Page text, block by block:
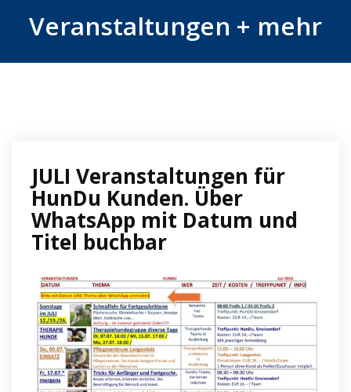
Veranstaltungen + mehr
JULI Veranstaltungen für
HunDu Kunden. Über
WhatsApp mit Datum und
Titel buchbar